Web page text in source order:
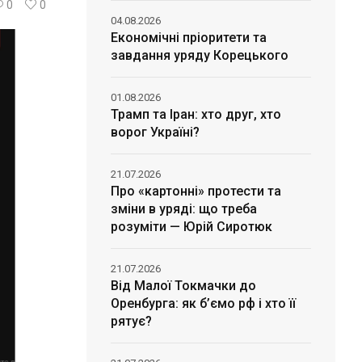
0 0
Економічні пріоритети та
завдання уряду Корецького
04.08.2026
Трамп та Іран: хто друг, хто
ворог Україні?
01.08.2026
Про «картонні» протести та
зміни в уряді: що треба
розуміти — Юрій Сиротюк
21.07.2026
Від Малої Токмачки до
Оренбурга: як б’ємо рф і хто її
рятує?
21.07.2026